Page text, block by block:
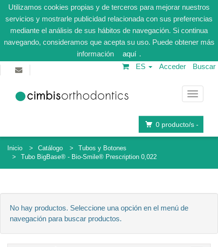
Utilizamos cookies propias y de terceros para mejorar nuestros
servicios y mostrarle publicidad relacionada con sus preferencias
mediante el análisis de sus hábitos de navegación. Si continua
navegando, consideramos que acepta su uso. Puede obtener más
información
aquí .
ES
Acceder Buscar
0 producto/s -
Inicio Catálogo
Tubos y Botones
Tubo BigBase® - Bio-Smile® Prescription 0,022
No hay productos. Seleccione una opción en el menú de
navegación para buscar productos.